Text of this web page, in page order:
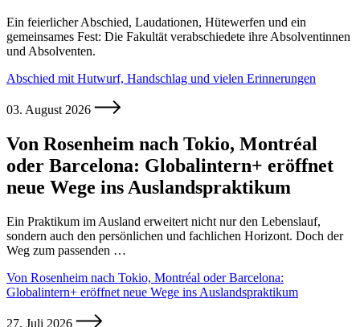
Ein feierlicher Abschied, Laudationen, Hütewerfen und ein
gemeinsames Fest: Die Fakultät verabschiedete ihre Absolventinnen
und Absolventen.
Abschied mit Hutwurf, Handschlag und vielen Erinnerungen
03. August 2026
Von Rosenheim nach Tokio, Montréal
oder Barcelona: Globalintern+ eröffnet
neue Wege ins Auslandspraktikum
Ein Praktikum im Ausland erweitert nicht nur den Lebenslauf,
sondern auch den persönlichen und fachlichen Horizont. Doch der
Weg zum passenden …
Von Rosenheim nach Tokio, Montréal oder Barcelona:
Globalintern+ eröffnet neue Wege ins Auslandspraktikum
27. Juli 2026